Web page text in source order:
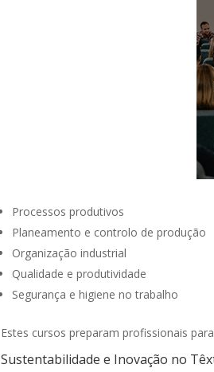
Processos produtivos
Planeamento e controlo de produção
Organização industrial
Qualidade e produtividade
Segurança e higiene no trabalho
Estes cursos preparam profissionais
Sustentabilidade e Inovação no